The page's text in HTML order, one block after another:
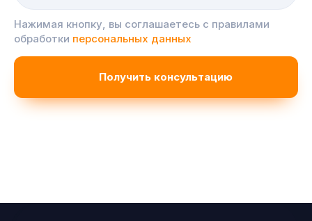
Нажимая кнопку, вы соглашаетесь с правилами
обработки персональных данных